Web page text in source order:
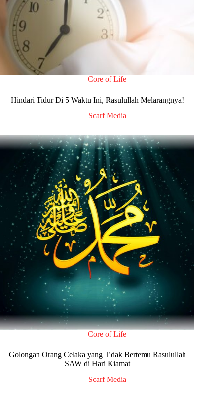
Core of Life
Hindari Tidur Di 5 Waktu Ini, Rasulullah Melarangnya!
Scarf Media
Core of Life
Golongan Orang Celaka yang Tidak Bertemu Rasulullah
SAW di Hari Kiamat
Scarf Media